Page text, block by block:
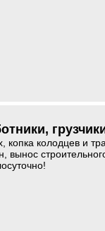
копка колодцев и
вынос